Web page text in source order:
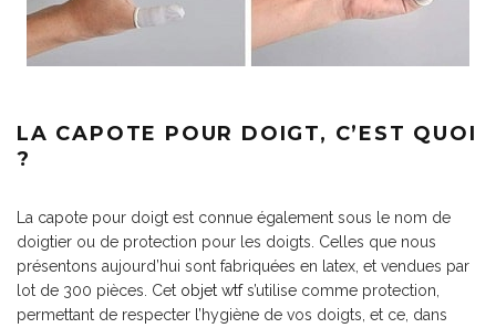
LA CAPOTE POUR DOIGT, C’EST QUOI
?
La capote pour doigt est connue également sous le nom de
doigtier ou de protection pour les doigts. Celles que nous
présentons aujourd’hui sont fabriquées en latex, et vendues par
lot de 300 pièces. Cet objet wtfs’utilise comme protection,
permettant de respecter l’hygiène de vos doigts, et ce, dans